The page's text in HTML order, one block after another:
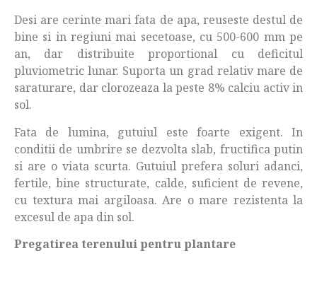
Desi are cerinte mari fata de apa, reuseste destul de
bine si in regiuni mai secetoase, cu 500-600 mm pe
an, dar distribuite proportional cu deficitul
pluviometric lunar. Suporta un grad relativ mare de
saraturare, dar clorozeaza la peste 8% calciu activ in
sol.
Fata de lumina, gutuiul este foarte exigent. In
conditii de umbrire se dezvolta slab, fructifica putin
si are o viata scurta. Gutuiul prefera soluri adanci,
fertile, bine structurate, calde, suficient de revene,
cu textura mai argiloasa. Are o mare rezistenta la
excesul de apa din sol.
Pregatirea terenului pentru plantare